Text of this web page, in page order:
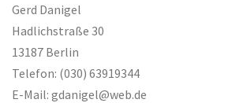
Gerd Danigel
Hadlichstraße 30
13187 Berlin
Telefon: (030) 63919344
E-Mail: gdanigel@web.de